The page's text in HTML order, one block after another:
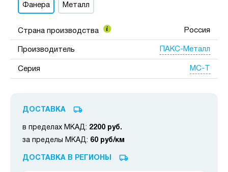
Фанера Металл
Страна производства Россия
Производитель ПАКС-Металл
Серия МС-Т
ДОСТАВКА
в пределах МКАД: 2200 руб.
за пределы МКАД: 60 руб/км
ДОСТАВКА В РЕГИОНЫ